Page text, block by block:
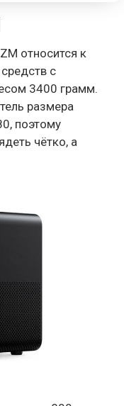
относится к
с
3400 грамм.
размера
поэтому
чётко, а